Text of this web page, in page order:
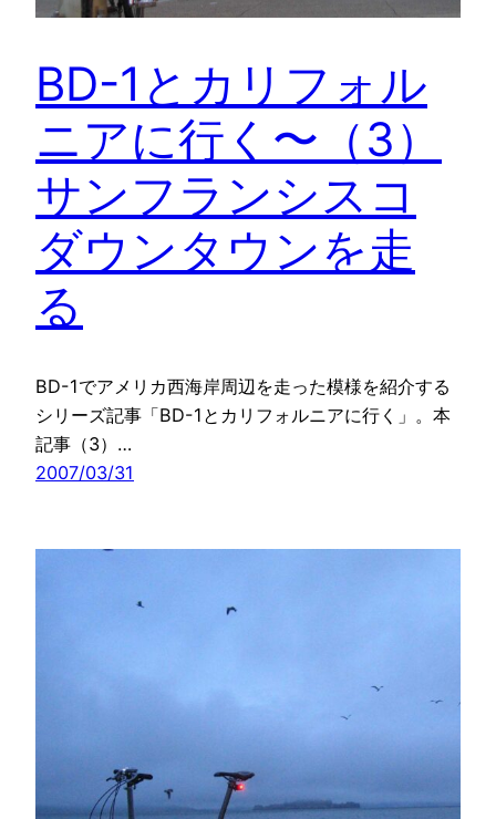
BD-1とカリフォル
ニアに行く〜（3）
サンフランシスコ
ダウンタウンを走
る
BD-1でアメリカ西海岸周辺を走った模様を紹介する
シリーズ記事「BD-1とカリフォルニアに行く」。本
記事（3）…
2007/03/31